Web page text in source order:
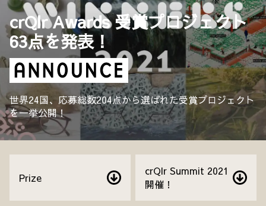
crQlr Awards 受賞プロジェクト
63点を発表！
世界24国、応募総数204点から選ばれた受賞プロジェクト
を一挙公開！
Prize
crQlr Summit 2021
開催！